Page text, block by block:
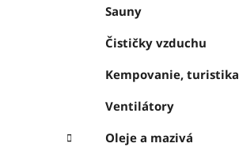
Sauny
Čističky vzduchu
Kempovanie, turistika
Ventilátory
Oleje a mazivá